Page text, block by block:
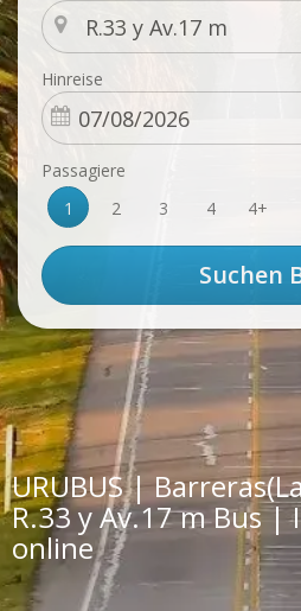
Hinreise
Passagiere
1
2 3 4 4+
URUBUS |
R.33 y Av.17 m Bus |
online